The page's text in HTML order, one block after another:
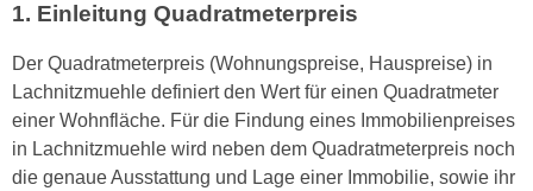
1. Einleitung Quadratmeterpreis
Der Quadratmeterpreis (Wohnungspreise, Hauspreise) in
Lachnitzmuehle definiert den Wert für einen Quadratmeter
einer Wohnfläche. Für die Findung eines Immobilienpreises
in Lachnitzmuehle wird neben dem Quadratmeterpreis noch
die genaue Ausstattung und Lage einer Immobilie, sowie ihr